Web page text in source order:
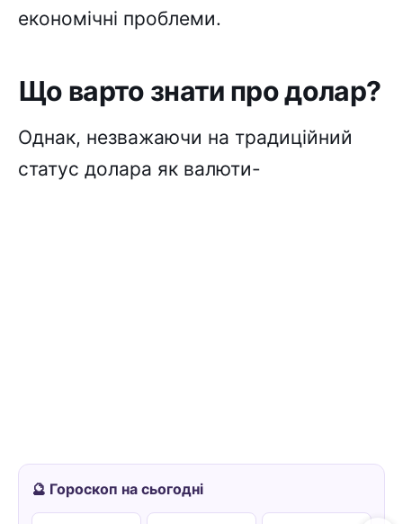
економічні проблеми.
Що варто знати про долар?
Однак, незважаючи на традиційний
статус долара як валюти-
🔮 Гороскоп на сьогодні